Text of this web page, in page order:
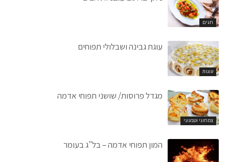
חגים
עוגות
עוגת גבינה ושבלולי תפוחים
צמחוני וטבעוני
מגדל פרוסות/ שושני תפוחי אדמה
המון תפוחי אדמה – בל"ג בעומר